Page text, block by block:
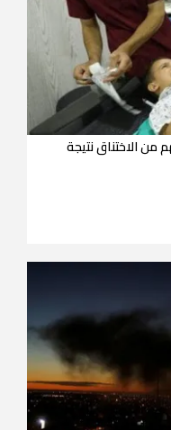
من الاختناق نتيجة